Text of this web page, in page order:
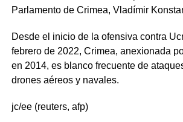
Parlamento de Crimea, Vladímir
Desde el inicio de la ofensiva contra
febrero de 2022, Crimea, anexionada
en 2014, es blanco frecuente de
drones aéreos y navales.
jc/ee (reuters, afp)